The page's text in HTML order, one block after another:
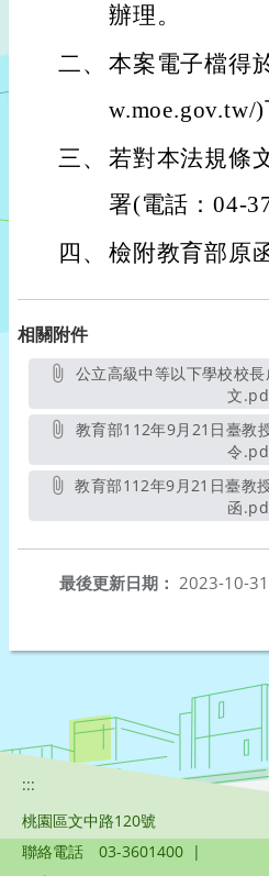
辦理。
二、 本案電子檔得
w.moe.gov.tw/)
三、 若對本法規條
署(電話：04-
四、 檢附教育部原
相關附件
文
令
教育部112年9月21日臺教授國部字第1120119747D號
函
最後更新日期： 2023-10-31
:::
桃園區文中路120號
聯絡電話
03-3601400 |